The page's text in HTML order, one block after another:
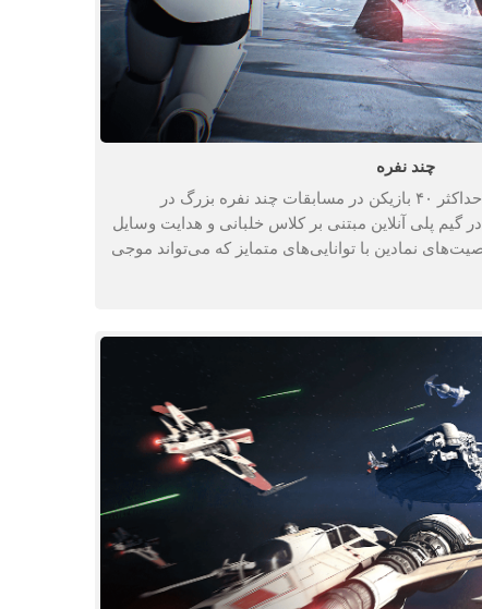
چند نفره
در طول تمام دوره ها، می‌توانید با حداکثر ۴۰ بازیکن در مسابقات چند نفره بزرگ در
گیم پلی آنلاین مبتنی بر کلاس خلبانی و هدایت وسایل
نمادین با توانایی‌های متمایز که می‌تواند موجی